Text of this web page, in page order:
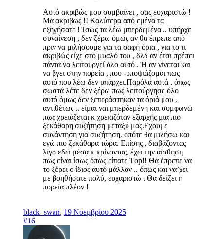
Αυτό ακριβώς μου συμβαίνει , σας ευχαριστώ !
Μα ακριβως !! Καλύτερα από εμένα τα
εξηγήσατε ! Ίσως τα λέω μπερδεμένα .. υπήρχε
συναίνεση , δεν ξέρω όμως αν θα έπρεπε από
πριν να μιλήσουμε για τα σαφή όρια , για το τι
ακριβώς είχε στο μυαλό του , δλδ αν έτσι πρέπει
πάντα να λειτουργεί όλο αυτό . Ή αν γίνεται και
να βγει στην πορεία , που -υποψιάζομαι πως
αυτό που λέω δεν υπάρχει.Παρόλα αυτά , όπως
σωστά λέτε δεν ξέρω πως λειτούργησε όλο
αυτό όμως δεν ξεπεράστηκαν τα όριά μου ,
αντιθέτως .. είμαι ναι μπερδεμένη και συμφωνώ
πως χρειάζεται κ χρειαζόταν εξαρχής μια πιο
ξεκάθαρη συζήτηση μεταξύ μας.Εχουμε
συνάντηση για συζήτηση, οπότε θα μιλήσω και
εγώ πιο ξεκάθαρα τώρα. Επίσης , διαβάζοντας
λίγο εδώ μέσα κ κρίνοντας, έχω την αίσθηση
πως είναι ίσως όπως είπατε Τop!! Θα έπρεπε να
το ξέρει ο ίδιος αυτό μάλλον .. όπως και να’χει
με βοηθήσατε πολύ, ευχαριστώ . Θα δείξει η
πορεία πλέον !
black_swan, 19 Νοεμβρίου 2025
#16